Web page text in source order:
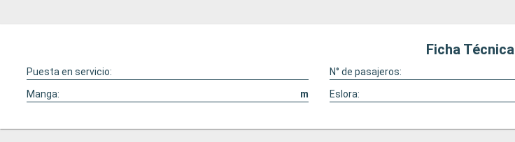
Ficha Técnica
Puesta en servicio: N° de pasajeros:
Manga:
m Eslora: